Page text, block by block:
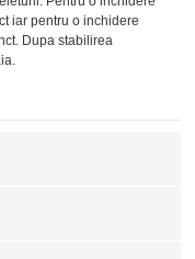
iar pentru o inchidere
Dupa stabilirea